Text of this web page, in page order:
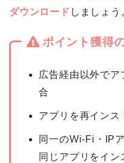
ダウンロード しましょう
ポイント獲得
広告経由以外で
合
アプリを再インス
同一のWi-Fi・IP
同じアプリをイン